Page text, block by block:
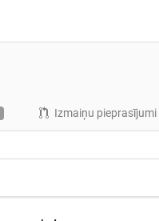
Izmaiņu pieprasījumi